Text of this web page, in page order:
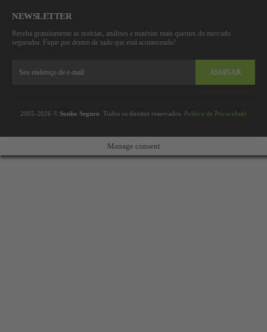
NEWSLETTER
Receba gratuitamente as notícias, análises e matérias mais quentes do mercado
segurador. Fique por dentro de tudo que está acontecendo!
ASSINAR
2005-2026 © Sonho Seguro . Todos os direitos reservados. Política de Privacidade
Manage consent